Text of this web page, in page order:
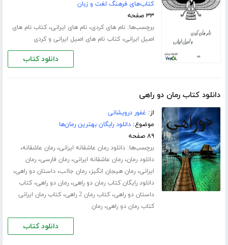
کتاب‌های فرهنگ لغت و زبان
۳۳ صفحه
برچسب‌ها:نام های کردی،نام های ایرانی،کتاب نام های
اصیل ایرانی،کتاب نام های اصیل ایرانی و کردی
دانلود کتاب
دانلود کتاب رمان دو راهی
از: غفور درویشانی
موضوع:دانلود رایگان بهترین رمان‌ها
۸۹ صفحه
برچسب‌ها:دانلود رمان عاشقانه ایرانی،رمان عاشقانه،
دانلود رمان،رمان عاشقانه ایرانی،رمان فارسی،رمان
ایرانی،رمان هیجان انگیز،رمان جالب،داستان دو راهی،
دانلود رایگان کتاب رمان دو راهی،رمان دو راهی،کتاب
داستان دو راهی،کتاب رمان 2 راهی ،کتاب رمان ایرانی
کتاب رمان دو راهی،رمان
دانلود کتاب